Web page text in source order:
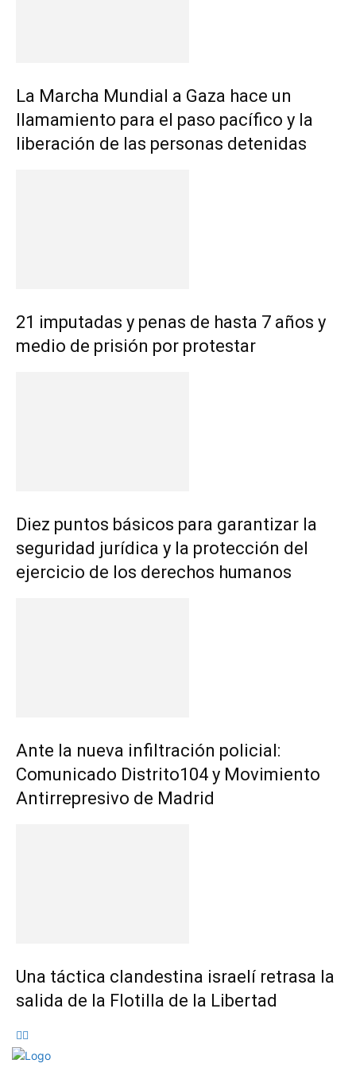
La Marcha Mundial a Gaza hace un
llamamiento para el paso pacífico y la
liberación de las personas detenidas
21 imputadas y penas de hasta 7 años y
medio de prisión por protestar
Diez puntos básicos para garantizar la
seguridad jurídica y la protección del
ejercicio de los derechos humanos
Ante la nueva infiltración policial:
Comunicado Distrito104 y Movimiento
Antirrepresivo de Madrid
Una táctica clandestina israelí retrasa la
salida de la Flotilla de la Libertad